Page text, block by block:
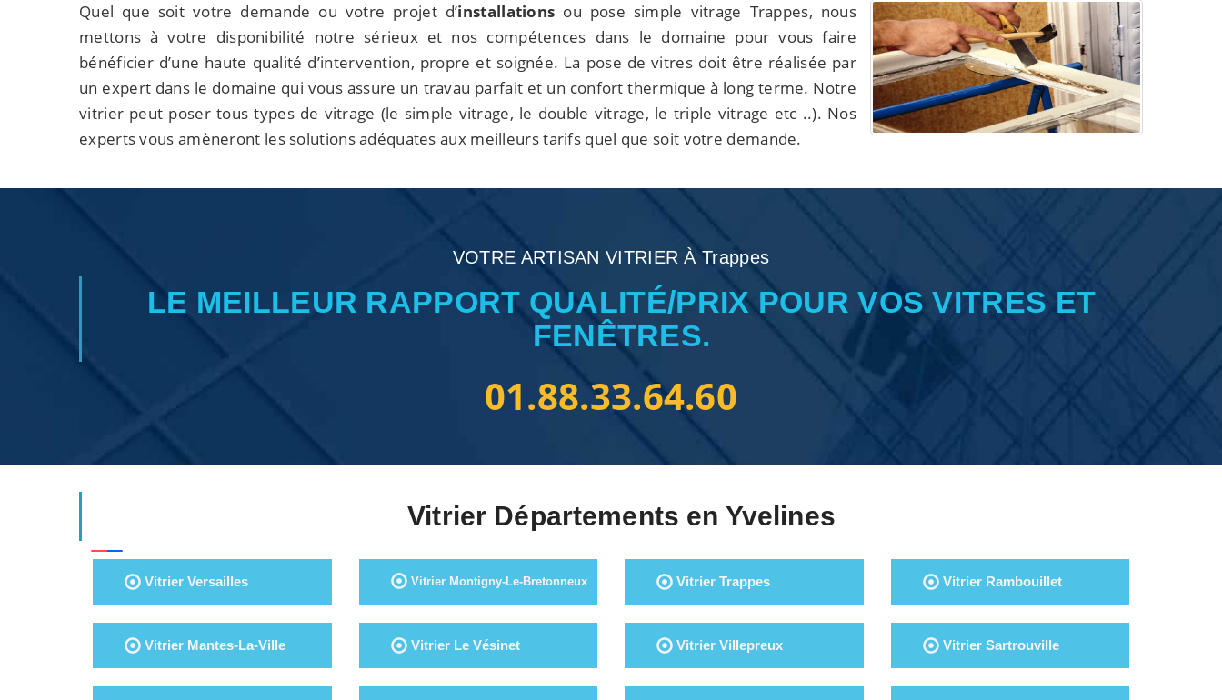
Quel que soit votre demande ou votre projet d’installations ou pose simple vitrage Trappes, nous
mettons à votre disponibilité notre sérieux et nos compétences dans le domaine pour vous faire
bénéficier d’une haute qualité d’intervention, propre et soignée. La pose de vitres doit être réalisée par
un expert dans le domaine qui vous assure un travau parfait et un confort thermique à long terme. Notre
vitrier peut poser tous types de vitrage (le simple vitrage, le double vitrage, le triple vitrage etc ..). Nos
experts vous amèneront les solutions adéquates aux meilleurs tarifs quel que soit votre demande.
VOTRE ARTISAN VITRIER À Trappes
LE MEILLEUR RAPPORT QUALITÉ/PRIX POUR VOS VITRES ET
FENÊTRES.
01.88.33.64.60
Vitrier Départements en Yvelines
Vitrier Versailles Vitrier Montigny-Le-Bretonneux Vitrier Trappes Vitrier Rambouillet
Vitrier Mantes-La-Ville Vitrier Le Vésinet Vitrier Villepreux Vitrier Sartrouville